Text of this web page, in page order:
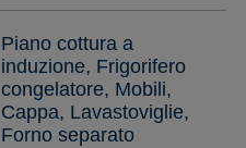
Piano cottura a
induzione, Frigorifero
congelatore, Mobili,
Cappa, Lavastoviglie,
Forno separato